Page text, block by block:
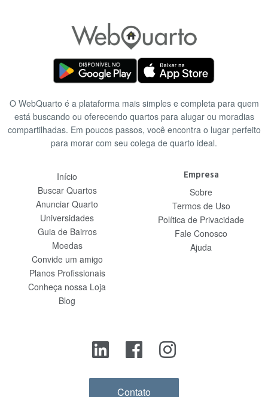
O WebQuarto é a plataforma mais simples e completa para quem
está buscando ou oferecendo quartos para alugar ou moradias
compartilhadas. Em poucos passos, você encontra o lugar perfeito
para morar com seu colega de quarto ideal.
Início
Buscar Quartos
Anunciar Quarto
Universidades
Guia de Bairros
Moedas
Convide um amigo
Planos Profissionais
Conheça nossa Loja
Blog
Empresa
Sobre
Termos de Uso
Política de Privacidade
Fale Conosco
Ajuda
Contato